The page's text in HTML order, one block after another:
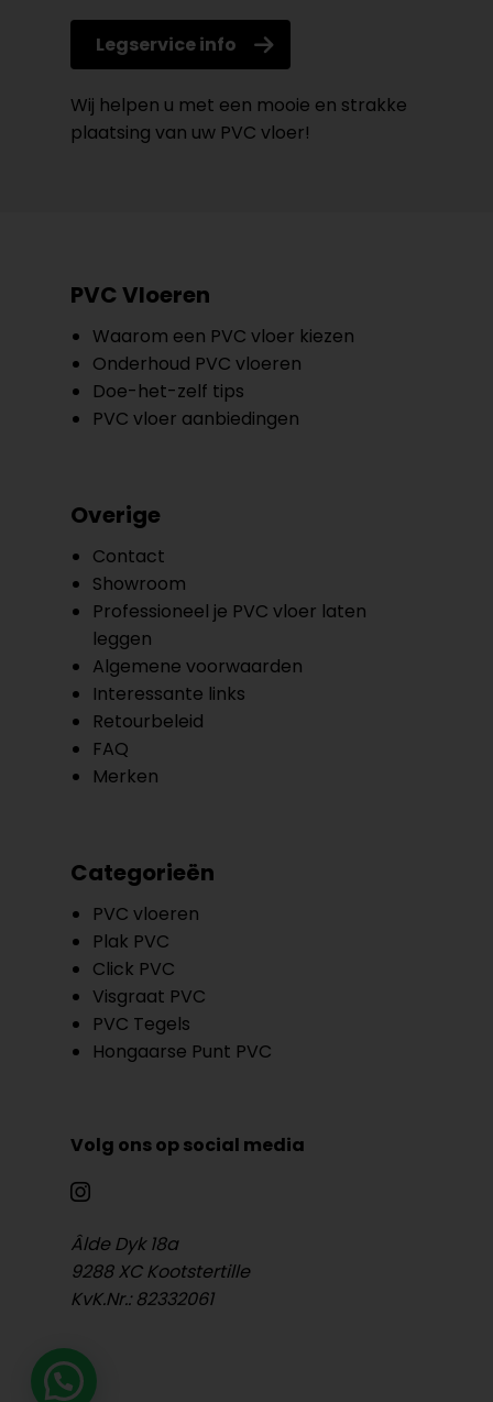
Legservice info
Wij helpen u met een mooie en strakke
plaatsing van uw PVC vloer!
PVC Vloeren
Waarom een PVC vloer kiezen
Onderhoud PVC vloeren
Doe-het-zelf tips
PVC vloer aanbiedingen
Overige
Contact
Showroom
Professioneel je PVC vloer laten
leggen
Algemene voorwaarden
Interessante links
Retourbeleid
FAQ
Merken
Categorieën
PVC vloeren
Plak PVC
Click PVC
Visgraat PVC
PVC Tegels
Hongaarse Punt PVC
Volg ons op social media
Âlde Dyk 18a
9288 XC Kootstertille
KvK.Nr.: 82332061